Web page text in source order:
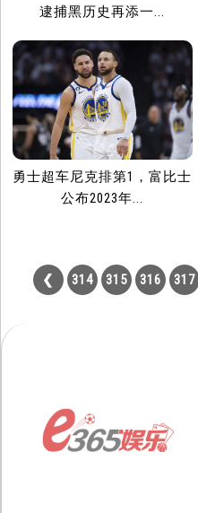
逮捕黑历史再添一...
勇士超车尼克排第1，富比士
公布2023年...
314 315 316 317